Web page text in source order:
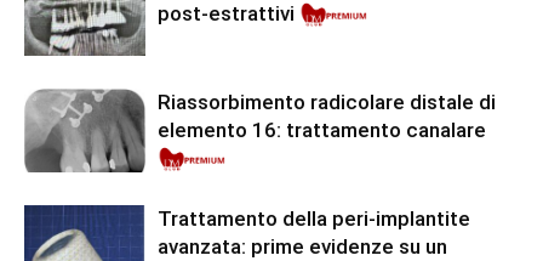
post-estrattivi
Riassorbimento radicolare distale di
elemento 16: trattamento canalare
Trattamento della peri-implantite
avanzata: prime evidenze su un